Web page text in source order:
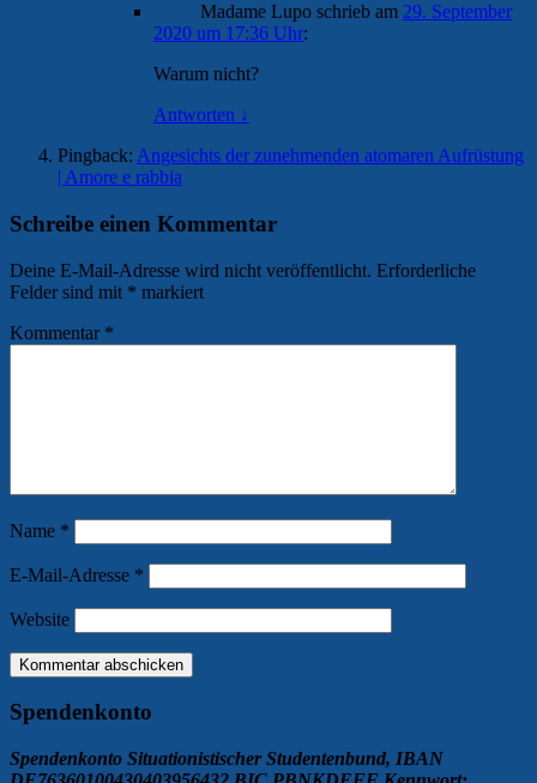
Madame Lupo schrieb am 29. September
2020 um 17:36 Uhr:
Warum nicht?
Antworten ↓
Pingback: Angesichts der zunehmenden atomaren Aufrüstung
| Amore e rabbia
Schreibe einen Kommentar
Deine E-Mail-Adresse wird nicht veröffentlicht. Erforderliche
Felder sind mit * markiert
Kommentar *
Name *
E-Mail-Adresse *
Website
Spendenkonto
Spendenkonto Situationistischer Studentenbund, IBAN